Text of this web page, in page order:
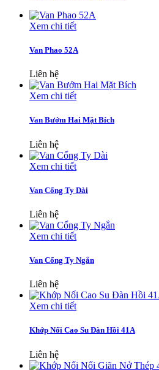
Xem chi tiết
Van Phao 52A
Liên hệ
Xem chi tiết
Van Bướm Hai Mặt Bích
Liên hệ
Xem chi tiết
Van Cổng Ty Dài
Liên hệ
Xem chi tiết
Van Cổng Ty Ngắn
Liên hệ
Xem chi tiết
Khớp Nối Cao Su Đàn Hồi 41A
Liên hệ